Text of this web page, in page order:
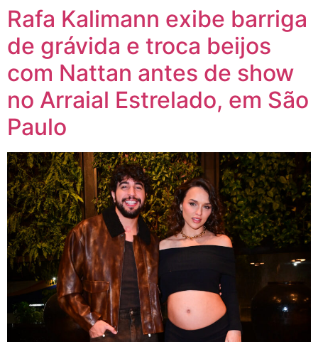
Rafa Kalimann exibe barriga
de grávida e troca beijos
com Nattan antes de show
no Arraial Estrelado, em São
Paulo